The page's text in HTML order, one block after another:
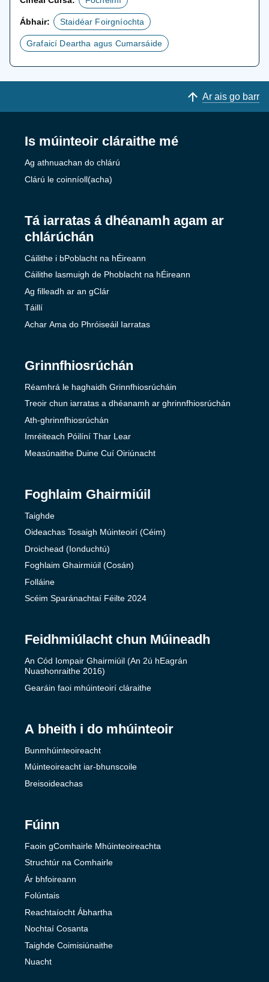
Ábhair: Staidéar Foirgníochta
Grafaicí Deartha agus Cumarsáide
Ar ais go barr
Is múinteoir cláraithe mé
Ag athnuachan do chlárú
Clárú le coinníoll(acha)
Tá iarratas á dhéanamh agam ar
chlárúchán
Cáilithe i bPoblacht na hÉireann
Cáilithe lasmuigh de Phoblacht na hÉireann
Ag filleadh ar an gClár
Táillí
Achar Ama do Phróiseáil Iarratas
Grinnfhiosrúchán
Réamhrá le haghaidh Grinnfhiosrúcháin
Treoir chun iarratas a dhéanamh ar ghrinnfhiosrúchán
Ath-ghrinnfhiosrúchán
Imréiteach Póilíní Thar Lear
Measúnaithe Duine Cuí Oiriúnacht
Foghlaim Ghairmiúil
Taighde
Oideachas Tosaigh Múinteoirí (Céim)
Droichead (Ionduchtú)
Foghlaim Ghairmiúil (Cosán)
Folláine
Scéim Sparánachtaí Féilte 2024
Feidhmiúlacht chun Múineadh
An Cód Iompair Ghairmiúil (An 2ú hEagrán
Nuashonraithe 2016)
Gearáin faoi mhúinteoirí cláraithe
A bheith i do mhúinteoir
Bunmhúinteoireacht
Múinteoireacht iar-bhunscoile
Breisoideachas
Fúinn
Faoin gComhairle Mhúinteoireachta
Struchtúr na Comhairle
Ár bhfoireann
Folúntais
Reachtaíocht Ábhartha
Nochtaí Cosanta
Taighde Coimisiúnaithe
Nuacht